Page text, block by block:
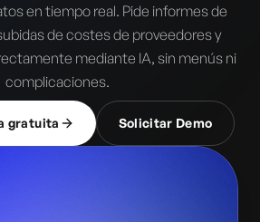
en tiempo real. Pide informes de
de costes de proveedores y
mediante IA, sin menús ni
complicaciones.
gratuita Solicitar Demo